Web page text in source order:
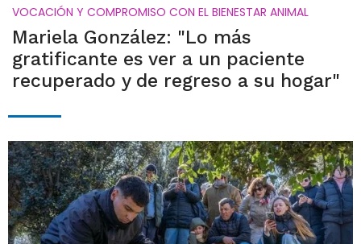
VOCACIÓN Y COMPROMISO CON EL BIENESTAR ANIMAL
Mariela González: "Lo más
gratificante es ver a un paciente
recuperado y de regreso a su hogar"